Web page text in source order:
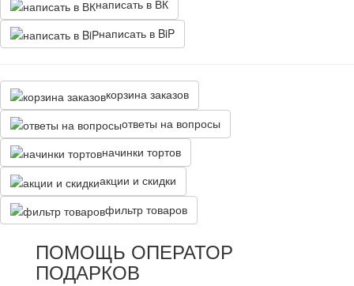
написать в ВК
написать в BiP
корзина заказов
ответы на вопросы
начинки тортов
акции и скидки
фильтр товаров
ПОМОЩЬ ОПЕРАТОР
ПОДАРКОВ